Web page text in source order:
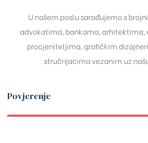
U našem poslu sarađujemo s
advokatima, bankama, arhitektima,
procjeniteljima, grafičkim
stručnjacima vezanim uz
Povjerenje